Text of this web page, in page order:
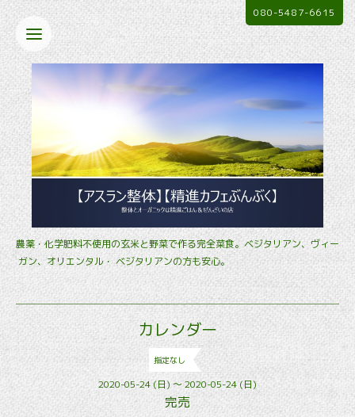
農薬・化学肥料不使用の玄米と野菜で作る完全菜食。ベジタリアン、ヴィー
ガン、オリエンタル・ ベジタリアンの方も安心。
080-5487-6615
カレンダー
指定なし
2020-05-24 (日) ～ 2020-05-24 (日)
完売